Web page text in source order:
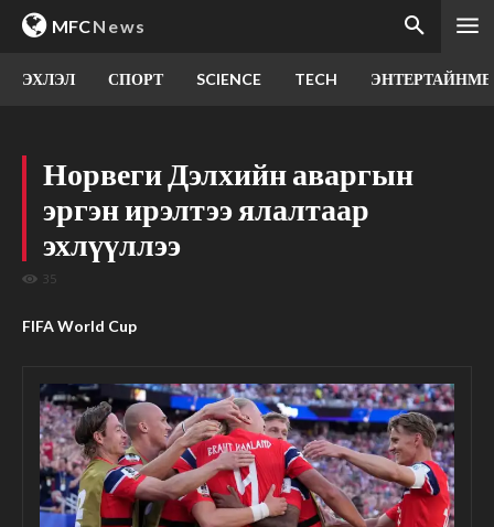
MFCNews
ЭХЛЭЛ СПОРТ SCIENCE TECH
Норвеги Дэлхийн аваргын
эргэн ирэлтээ ялалтаар
эхлүүллээ
35
FIFA World Cup